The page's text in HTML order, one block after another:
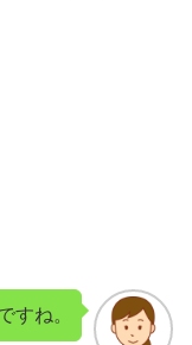
すね。